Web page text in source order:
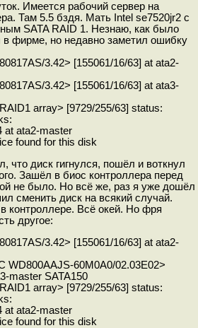
Имеется рабочий сервер на
Там 5.5 бздя. Мать Intel se7520jr2 с
SATA RAID 1. Незнаю, как было
в фирме, но недавно заметил ошибку
3.42> [155061/16/63] at ata2-
3.42> [155061/16/63] at ata3-
array> [9729/255/63] status:
at ata2-master
found for this disk
что диск гигнулся, пошёл и воткнул
Зашёл в биос контроллера перед
не было. Но всё же, раз я уже дошёл
сменить диск на всякий случай.
контроллере. Всё окей. Но фря
другое:
3.42> [155061/16/63] at ata2-
WD800AAJS-60M0A0/02.03E02>
master SATA150
array> [9729/255/63] status:
at ata2-master
found for this disk